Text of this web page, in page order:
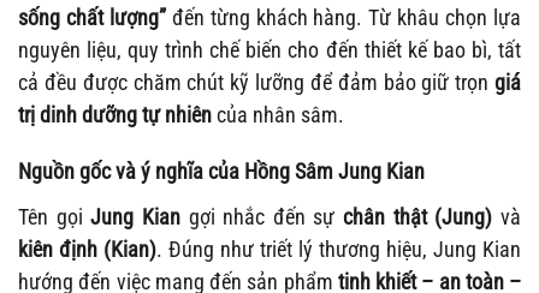
sống chất lượng”đến từng khách hàng. Từ khâu chọn lựa
nguyên liệu, quy trình chế biến cho đến thiết kế bao bì, tất
cả đều được chăm chút kỹ lưỡng để đảm bảo giữ trọn giá
trị dinh dưỡng tự nhiêncủa nhân sâm.
Nguồn gốc và ý nghĩa của Hồng Sâm Jung Kian
Tên gọiJung Kiangợi nhắc đến sựchân thật (Jung) và
kiên định (Kian). Đúng như triết lý thương hiệu, Jung Kian
hướng đến việc mang đến sản phẩm tinh khiết – an toàn –